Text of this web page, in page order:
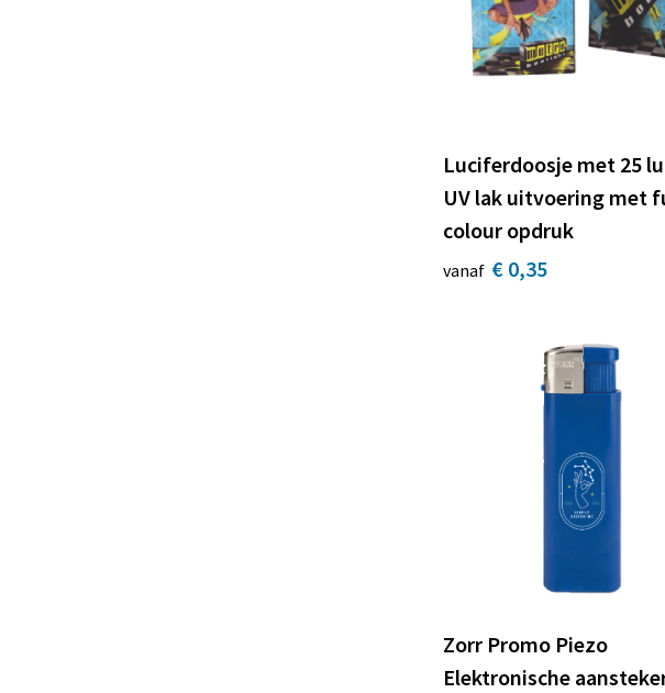
Luciferdoosje met 25
UV lak uitvoering met
colour opdruk
vanaf € 0,35
Zorr Promo Piezo
Elektronische